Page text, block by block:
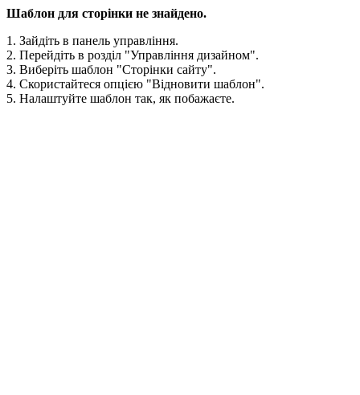
Шаблон для сторінки не знайдено.
1. Зайдіть в панель управління.
2. Перейдіть в розділ "Управління дизайном".
3. Виберіть шаблон "Сторінки сайту".
4. Скористайтеся опцією "Відновити шаблон".
5. Налаштуйте шаблон так, як побажаєте.